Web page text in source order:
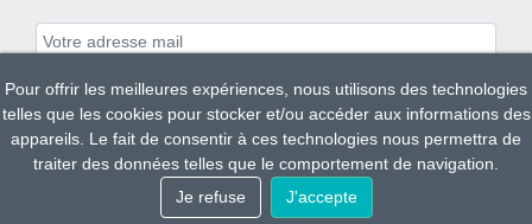
S'abonner
Tous droits réservés CADI 2023.
Pour offrir les meilleures expériences, nous utilisons des technologies
telles que les cookies pour stocker et/ou accéder aux informations des
appareils. Le fait de consentir à ces technologies nous permettra de
traiter des données telles que le comportement de navigation.
Je refuse
J'accepte